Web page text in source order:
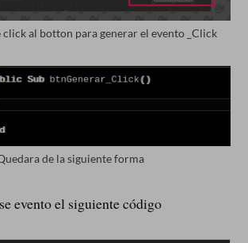
click al botton para generar el evento _Click
de la siguiente forma
evento el siguiente código